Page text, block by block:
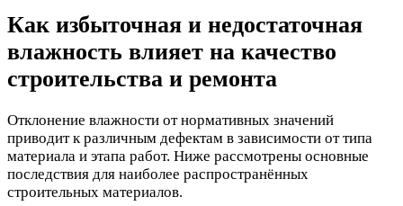
Как избыточная и недостаточная
влажность влияет на качество
строительства и ремонта
Отклонение влажности от нормативных значений
приводит к различным дефектам в зависимости от типа
материала и этапа работ. Ниже рассмотрены основные
последствия для наиболее распространённых
строительных материалов.